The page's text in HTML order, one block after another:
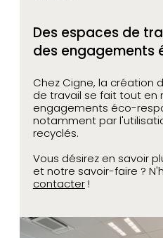
Des espaces de
des engagements
Chez Cigne, la création
de travail se fait tout en
engagements éco-
notamment par
recyclés.
Vous désirez en savoir
et notre savoir-faire ?
contacter!